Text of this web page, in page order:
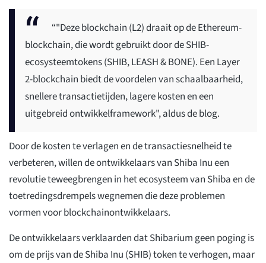
“"Deze blockchain (L2) draait op de Ethereum-
blockchain, die wordt gebruikt door de SHIB-
ecosysteemtokens (SHIB, LEASH & BONE). Een Layer
2-blockchain biedt de voordelen van schaalbaarheid,
snellere transactietijden, lagere kosten en een
uitgebreid ontwikkelframework", aldus de blog.
Door de kosten te verlagen en de transactiesnelheid te
verbeteren, willen de ontwikkelaars van Shiba Inu een
revolutie teweegbrengen in het ecosysteem van Shiba en de
toetredingsdrempels wegnemen die deze problemen
vormen voor blockchainontwikkelaars.
De ontwikkelaars verklaarden dat Shibarium geen poging is
om de prijs van de Shiba Inu (SHIB) token te verhogen, maar